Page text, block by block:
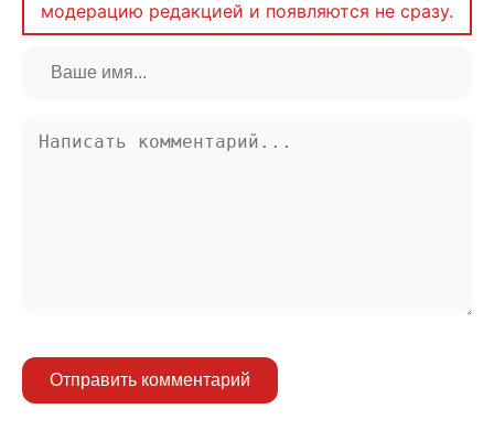
модерацию редакцией и появляются не сразу.
Отправить комментарий